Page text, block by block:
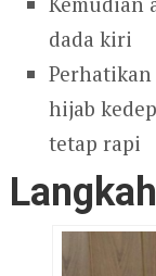
dada kiri
hijab
tetap rapi